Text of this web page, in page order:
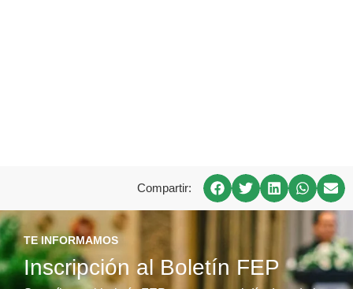
Compartir:
TE INFORMAMOS
Inscripción al Boletín FEP